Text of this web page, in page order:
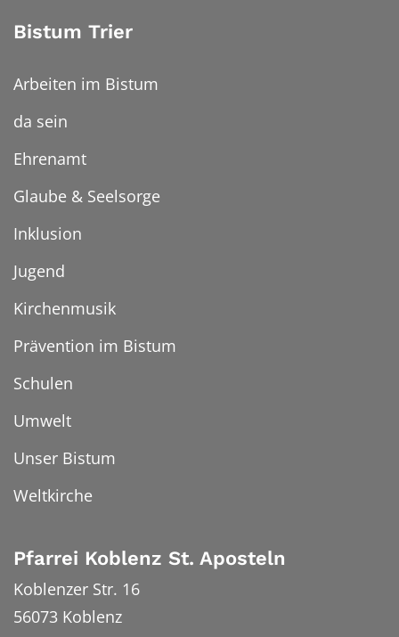
Bistum Trier
Arbeiten im Bistum
da sein
Ehrenamt
Glaube & Seelsorge
Inklusion
Jugend
Kirchenmusik
Prävention im Bistum
Schulen
Umwelt
Unser Bistum
Weltkirche
Pfarrei Koblenz St. Aposteln
Koblenzer Str. 16
56073 Koblenz